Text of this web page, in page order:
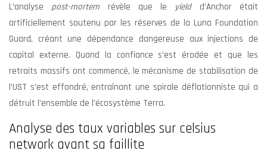
L’analyse post-mortem révèle que le yield d’Anchor était
artificiellement soutenu par les réserves de la Luna Foundation
Guard, créant une dépendance dangereuse aux injections de
capital externe. Quand la confiance s’est érodée et que les
retraits massifs ont commencé, le mécanisme de stabilisation de
l’UST s’est effondré, entraînant une spirale déflationniste qui a
détruit l’ensemble de l’écosystème Terra.
Analyse des taux variables sur celsius
network avant sa faillite